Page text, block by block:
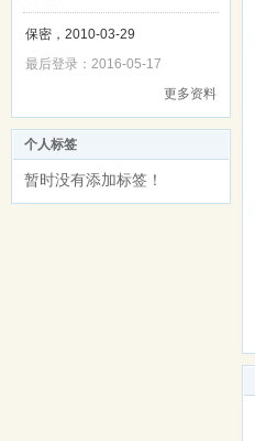
保密，2010-03-29
最后登录：2016-05-17
更多资料
个人标签
暂时没有添加标签！